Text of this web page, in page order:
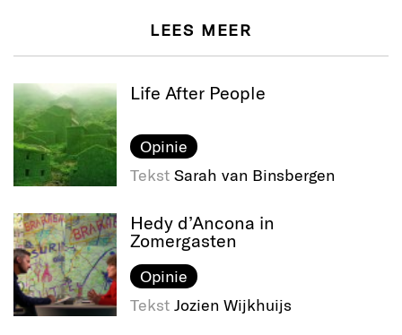
LEES MEER
Life After People
Opinie
Tekst Sarah van Binsbergen
Hedy d’Ancona in
Zomergasten
Opinie
Tekst Jozien Wijkhuijs